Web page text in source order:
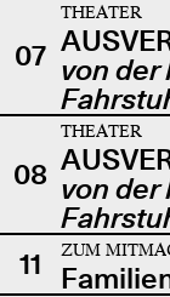
07
THEATER
von der
08
THEATER
von der
11
ZUM